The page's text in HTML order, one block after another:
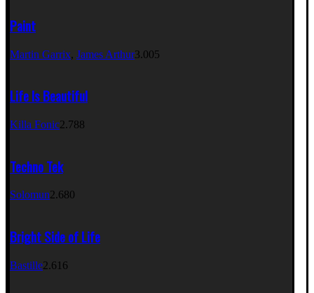
Paint
Martin Garrix, James Arthur3.005
Life Is Beautiful
Killa Fonic2.788
Techno Tek
Solomun2.680
Bright Side of Life
Bastille2.616